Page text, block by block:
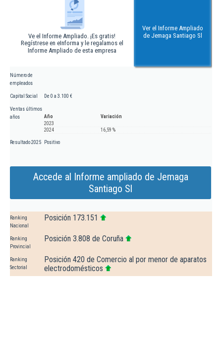
Ve el Informe Ampliado. ¡Es gratis!
Regístrese en eInforma y le regalamos el
Informe Ampliado de esta empresa
Ver el Informe Ampliado
de Jemaga Santiago Sl
Número de
empleados
Capital Social De 0 a 3.100 €
Ventas últimos
años
Año
Variación
2023
2024
16,59 %
Resultado 2025 Positivo
Accede al Informe ampliado de Jemaga
Santiago Sl
Ranking
Nacional
Posición 173.151
Ranking
Provincial
Posición 3.808 de Coruña
Ranking
Sectorial
Posición 420 de Comercio al por menor de aparatos
electrodomésticos